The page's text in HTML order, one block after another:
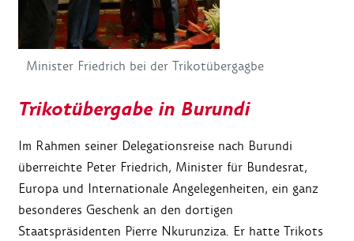
Minister Friedrich bei der Trikotübergagbe
Trikotübergabe in Burundi
Im Rahmen seiner Delegationsreise nach Burundi
überreichte Peter Friedrich, Minister für Bundesrat,
Europa und Internationale Angelegenheiten, ein ganz
besonderes Geschenk an den dortigen
Staatspräsidenten Pierre Nkurunziza. Er hatte Trikots